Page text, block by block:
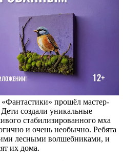
«Фантастики» прошёл мастер-
создали уникальные
стабилизированного мха
и очень необычно. Ребята
лесными волшебниками, и
их дома.